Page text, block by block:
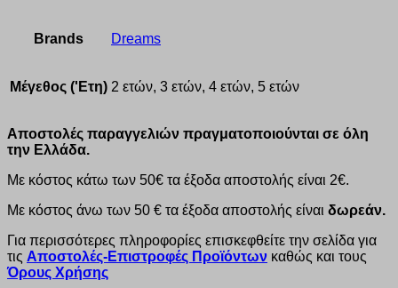
Brands Dreams
Μέγεθος ('Ετη) 2 ετών, 3 ετών, 4 ετών, 5 ετών
Αποστολές παραγγελιών πραγματοποιούνται σε όλη
την Ελλάδα.
Με κόστος κάτω των 50€ τα έξοδα αποστολής είναι 2€.
Με κόστος άνω των 50 € τα έξοδα αποστολής είναι δωρεάν.
Για περισσότερες πληροφορίες επισκεφθείτε την σελίδα για
τις Αποστολές-Επιστροφές Προϊόντων καθώς και τους
Όρους Χρήσης